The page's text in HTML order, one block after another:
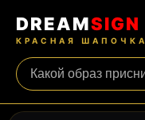
DREAMSIGN
КРАСНАЯ ШАПОЧКА